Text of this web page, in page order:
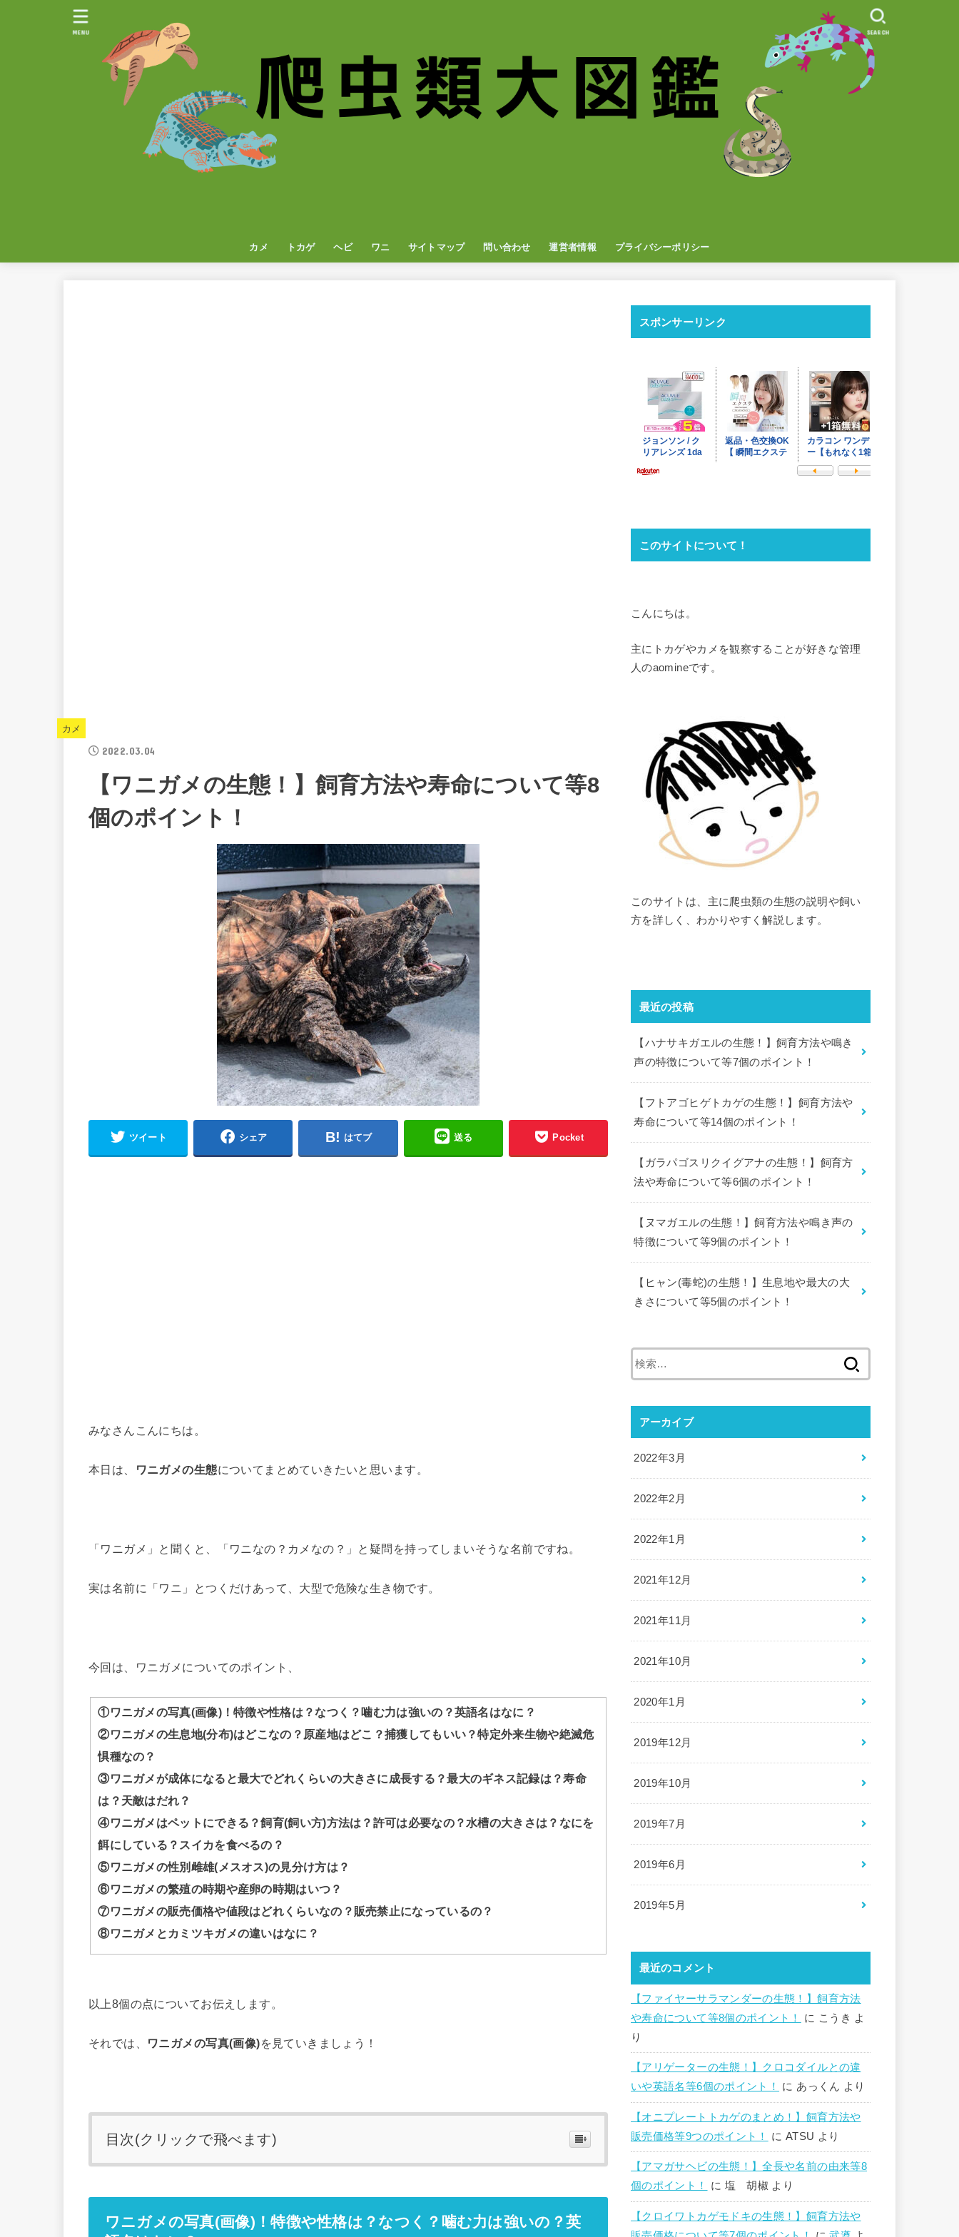
カメ トカゲ ヘビ ワニ サイトマップ 問い合わせ 運営者情報 プライバシーポリシー
SEARCH
MENU
カメ
2022.03.04
【ワニガメの生態！】飼育方法や寿命について等8
個のポイント！
ツイート シェア はてブ 送る Pocket
みなさんこんにちは。
本日は、 ワニガメの生態についてまとめていきたいと思います。
「ワニガメ」と聞くと、「ワニなの？カメなの？」と疑問を持ってしまいそうな名前ですね。
実は名前に「ワニ」とつくだけあって、大型で危険な生き物です。
今回は、ワニガメについてのポイント、
①ワニガメの写真(画像)！特徴や性格は？なつく？噛む力は強いの？英語名はなに？
②ワニガメの生息地(分布)はどこなの？原産地はどこ？捕獲してもいい？特定外来生物や絶滅危
惧種なの？
③ワニガメが成体になると最大でどれくらいの大きさに成長する？最大のギネス記録は？寿命
は？天敵はだれ？
④ワニガメはペットにできる？飼育(飼い方)方法は？許可は必要なの？水槽の大きさは？なにを
餌にしている？スイカを食べるの？
⑤ワニガメの性別雌雄(メスオス)の見分け方は？
⑥ワニガメの繁殖の時期や産卵の時期はいつ？
⑦ワニガメの販売価格や値段はどれくらいなの？販売禁止になっているの？
⑧ワニガメとカミツキガメの違いはなに？
以上8個の点についてお伝えします。
それでは、 ワニガメの写真(画像)を見ていきましょう！
目次(クリックで飛べます)
ワニガメの写真(画像)！特徴や性格は？なつく？噛む力は強いの？英
スポンサーリンク
このサイトについて！
こんにちは。
主にトカゲやカメを観察することが好きな管理
人のaomineです。
このサイトは、主に爬虫類の生態の説明や飼い
方を詳しく、わかりやすく解説します。
最近の投稿
【ハナサキガエルの生態！】飼育方法や鳴き
声の特徴について等7個のポイント！
【フトアゴヒゲトカゲの生態！】飼育方法や
寿命について等14個のポイント！
【ガラパゴスリクイグアナの生態！】飼育方
法や寿命について等6個のポイント！
【ヌマガエルの生態！】飼育方法や鳴き声の
特徴について等9個のポイント！
【ヒャン(毒蛇)の生態！】生息地や最大の大
きさについて等5個のポイント！
索:
アーカイブ
2022年3月
2022年2月
2022年1月
2021年12月
2021年11月
2021年10月
2020年1月
2019年12月
2019年10月
2019年7月
2019年6月
2019年5月
最近のコメント
【ファイヤーサラマンダーの生態！】飼育方法
や寿命について等8個のポイント！
に こうき よ
り
【アリゲーターの生態！】クロコダイルとの違
いや英語名等6個のポイント！
に あっくん より
【オニプレートトカゲのまとめ！】飼育方法や
販売価格等9つのポイント！
に ATSU より
【アマガサヘビの生態！】全長や名前の由来等8
個のポイント！
に 塩 胡椒 より
【クロイワトカゲモドキの生態！】飼育方法や